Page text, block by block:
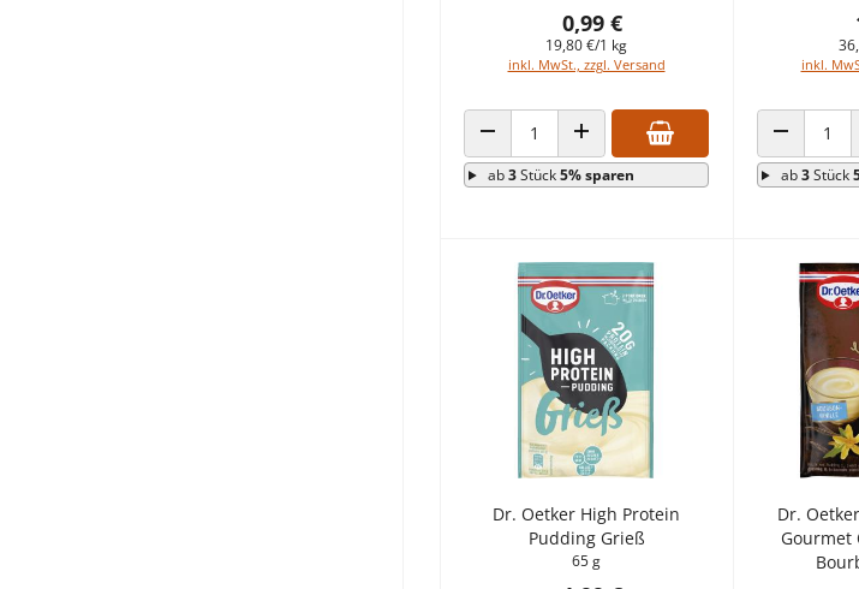
0,99 €
19,80 €/1 kg
inkl. MwSt., zzgl. Versand
ANZAHL VERRINGERNANZAHL ERHÖHEN
ab3Stück5% sparen
inkl.
ANZAHL
ab3Stück
Dr. Oetker High Protein
Pudding Grieß
65 g
Dr.
Gourmet